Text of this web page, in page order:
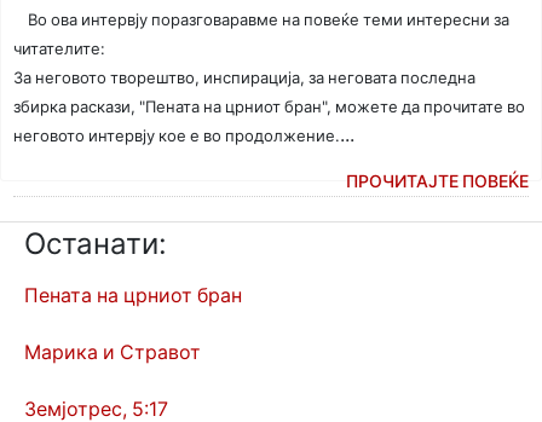
Во ова интервју поразговаравме на повеќе теми интересни за
читателите:
За неговото творештво, инспирација, за неговата последна
збирка раскази, "Пената на црниот бран", можете да прочитате во
неговото интервју кое е во продолжение....
ПРОЧИТАЈТЕ ПОВЕЌЕ
Останати:
Пената на црниот бран
Марика и Стравот
Земјотрес, 5:17